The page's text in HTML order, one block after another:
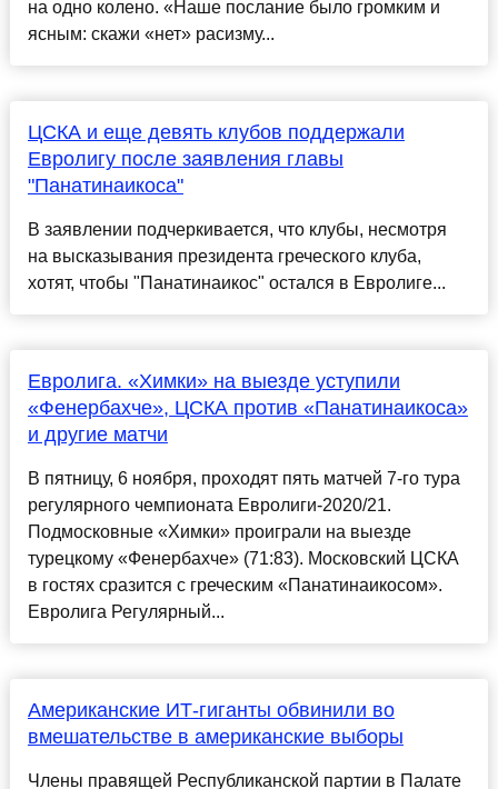
на одно колено. «Наше послание было громким и
ясным: скажи «нет» расизму...
ЦСКА и еще девять клубов поддержали
Евролигу после заявления главы
"Панатинаикоса"
В заявлении подчеркивается, что клубы, несмотря
на высказывания президента греческого клуба,
хотят, чтобы "Панатинаикос" остался в Евролиге...
Евролига. «Химки» на выезде уступили
«Фенербахче», ЦСКА против «Панатинаикоса»
и другие матчи
В пятницу, 6 ноября, проходят пять матчей 7-го тура
регулярного чемпионата Евролиги-2020/21.
Подмосковные «Химки» проиграли на выезде
турецкому «Фенербахче» (71:83). Московский ЦСКА
в гостях сразится с греческим «Панатинаикосом».
Евролига Регулярный...
Американские ИТ-гиганты обвинили во
вмешательстве в американские выборы
Члены правящей Республиканской партии в Палате